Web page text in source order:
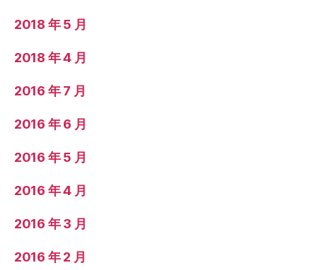
2018 年 5 月
2018 年 4 月
2016 年 7 月
2016 年 6 月
2016 年 5 月
2016 年 4 月
2016 年 3 月
2016 年 2 月